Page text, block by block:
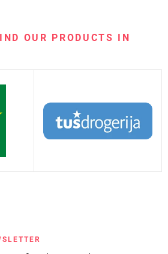
OUR PRODUCTS IN